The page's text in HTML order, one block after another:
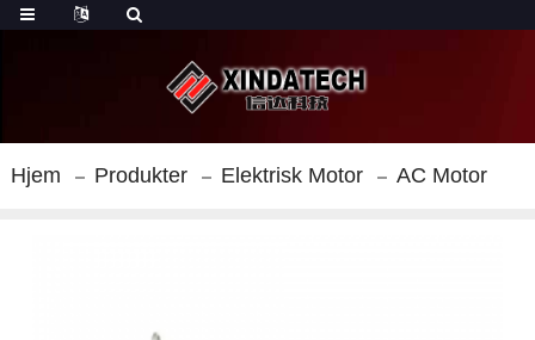
Hjem Produkter Elektrisk Motor AC Motor